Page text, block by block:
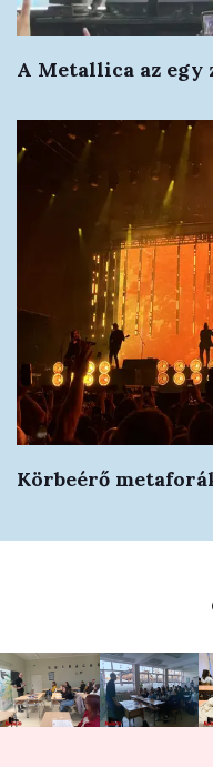
A Metallica az egy
Körbeérő